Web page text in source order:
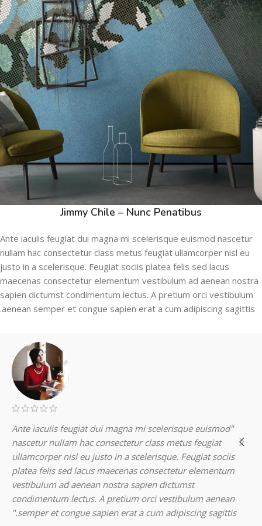
Jimmy Chile – Nunc Penatibus
Ante iaculis feugiat dui magna mi scelerisque euismod nascetur
nullam hac consectetur class metus feugiat ullamcorper nisl eu
justo in a scelerisque. Feugiat sociis platea felis sed lacus
maecenas consectetur elementum vestibulum ad aenean nostra
sapien dictumst condimentum lectus. A pretium orci vestibulum
aenean semper et congue sapien erat a cum adipiscing sagittis.
"Ante iaculis feugiat dui magna mi scelerisque euismod
nascetur nullam hac consectetur class metus feugiat
ullamcorper nisl eu justo in a scelerisque. Feugiat sociis
platea felis sed lacus maecenas consectetur elementum
vestibulum ad aenean nostra sapien dictumst
condimentum lectus. A pretium orci vestibulum aenean
semper et congue sapien erat a cum adipiscing sagittis."